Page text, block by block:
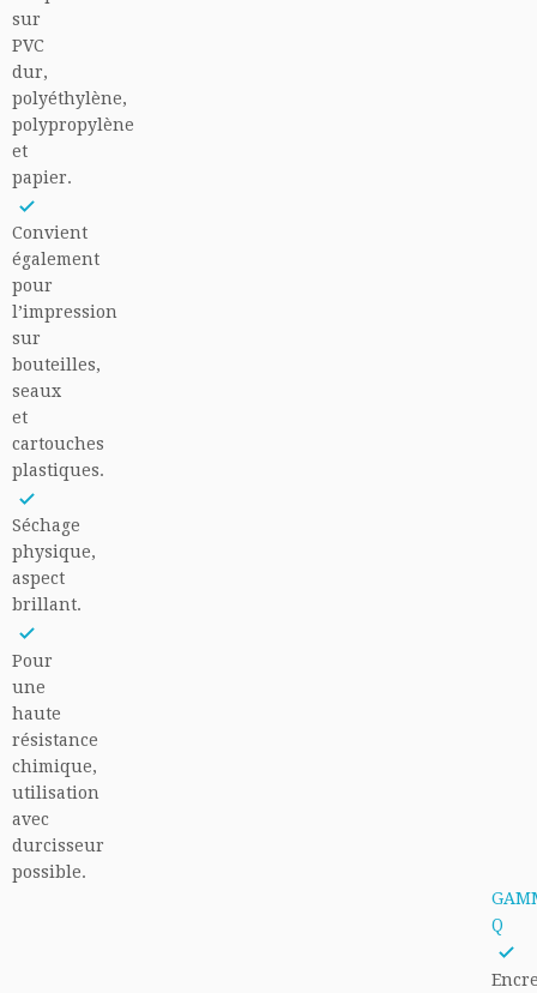
sur
PVC
dur,
polyéthylène,
polypropylène
et
papier.
Convient
également
pour
l’impression
sur
bouteilles,
seaux
et
cartouches
plastiques.
Séchage
physique,
aspect
brillant.
Pour
une
haute
résistance
chimique,
utilisation
avec
durcisseur
possible.
Q